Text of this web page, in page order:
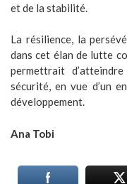
et de la stabilité.
La résilience, la
dans cet élan de lutte
permettrait
sécurité, en vue d’un
développement.
Ana Tobi